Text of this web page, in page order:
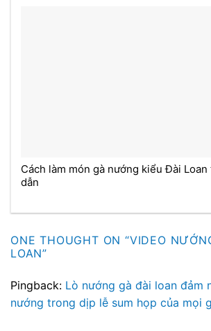
Cách làm món gà nướng kiểu Đài
dẫn
ONE THOUGHT ON “VIDEO
LOAN”
Pingback: Lò nướng gà đài loan đảm
nướng trong dịp lễ sum họp của mọi